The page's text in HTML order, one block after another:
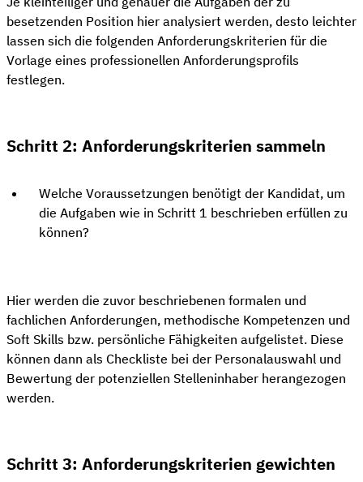
besetzenden Position hier analysiert werden, desto leichter
lassen sich die folgenden Anforderungskriterien für die
Vorlage eines professionellen Anforderungsprofils
festlegen.
Schritt 2: Anforderungskriterien sammeln
Welche Voraussetzungen benötigt der Kandidat, um
die Aufgaben wie in Schritt 1 beschrieben erfüllen zu
können?
Hier werden die zuvor beschriebenen formalen und
fachlichen Anforderungen, methodische Kompetenzen und
Soft Skills bzw. persönliche Fähigkeiten aufgelistet. Diese
können dann als Checkliste bei der Personalauswahl und
Bewertung der potenziellen Stelleninhaber herangezogen
werden.
Schritt 3: Anforderungskriterien gewichten